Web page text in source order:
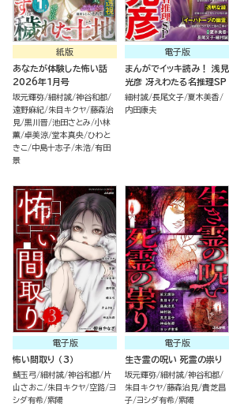
紙版
あなたが体験した怖い話
2026年1月号
坂元輝弥 細村誠 神谷和都
遠野麻紀 朱目キクヤ 藤森治
見 黒川晋 池田さとみ 小林
薫 卓美涼 堂本真央 ひわと
きこ
中島十志子 未浩 有田
景
電子版
まんがでイッキ読み！ 浅見
光彦 冴えわたる名推理SP
細村誠 長尾文子 夏木美香
内田康夫
電子版
怖い間取り （3）
鯖玉弓 細村誠 神谷和都
片
山さおこ 朱目キクヤ 空路 ヨ
シダ有希 紫陽
電子版
生き霊の呪い 死霊の祟り
坂元輝弥 細村誠 神谷和都
朱目キクヤ 藤森治見 貴芝昌
子 ヨシダ有希 紫陽